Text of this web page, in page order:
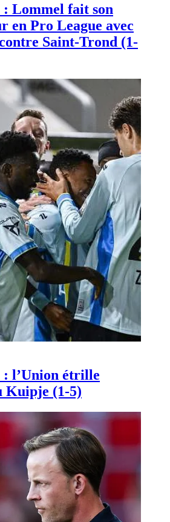
: Lommel fait son
en Pro League avec
Saint-Trond (1-
: l’Union étrille
Kuipje (1-5)